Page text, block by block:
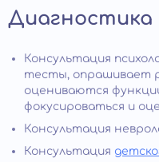
Диагностика
Консультация
тесты, опрашивает
оцениваются
фокусироваться и
Консультация
Консультация